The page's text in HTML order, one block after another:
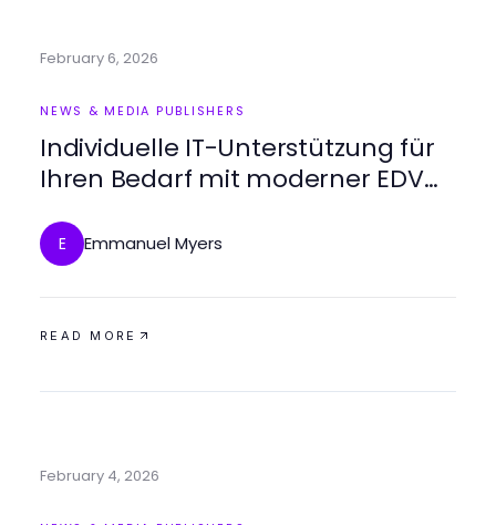
February 6, 2026
NEWS & MEDIA PUBLISHERS
Individuelle IT-Unterstützung für
Ihren Bedarf mit moderner EDV
E Emmanuel Myers
READ MORE
February 4, 2026